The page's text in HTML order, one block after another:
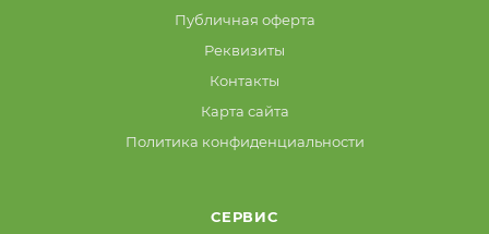
Публичная оферта
Реквизиты
Контакты
Карта сайта
Политика конфиденциальности
СЕРВИС